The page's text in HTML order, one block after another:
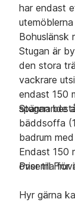
har endast
Bohuslänsk
Stugan är
den stora
vackrare
endast 150
spännande
Stugan
bäddsoffa
badrum
Endast 150
över till
Priserna för
Hyr gärna